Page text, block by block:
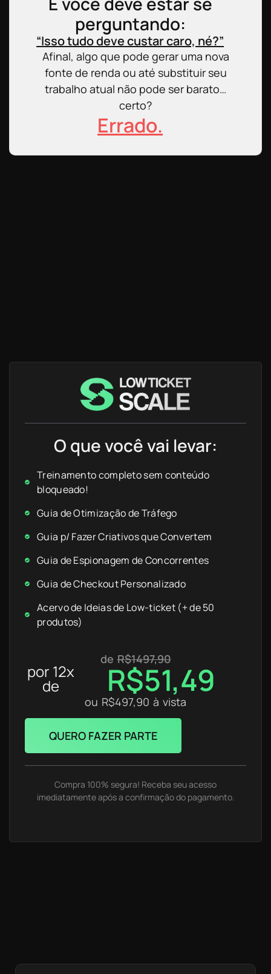
perguntando:
“Isso tudo deve custar caro, né?”
Afinal, algo que pode gerar uma nova
fonte de renda ou até substituir seu
trabalho atual não pode ser barato…
certo?
Errado.
O que você vai levar:
Treinamento completo sem conteúdo
bloqueado!
Guia de Otimização de Tráfego
Guia p/ Fazer Criativos que Convertem
Guia de Espionagem de Concorrentes
Guia de Checkout Personalizado
Acervo de Ideias de Low-ticket (+ de 50
produtos)
deR$1497,90
R$51,49
por 12x
de
ou R$497,90 à vista
QUERO FAZER PARTE
Compra 100% segura! Receba seu acesso
imediatamente após a confirmação do pagamento.